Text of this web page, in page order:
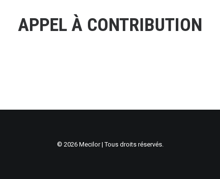
APPEL À CONTRIBUTION
© 2026 Mecilor | Tous droits réservés.